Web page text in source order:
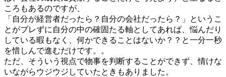
ころもあるのですが、
「自分が経営者だったら？自分の会社だったら？」というこ
とがブレずに自分の中の確固たる軸としてあれば、悩んだり
している暇もなく、何かできることはないか？？と一分一秒
を惜しんで進むだけです。。
ただ、そういう視点で物事を判断することができず、情けな
いながらウジウジしていたときもありました。